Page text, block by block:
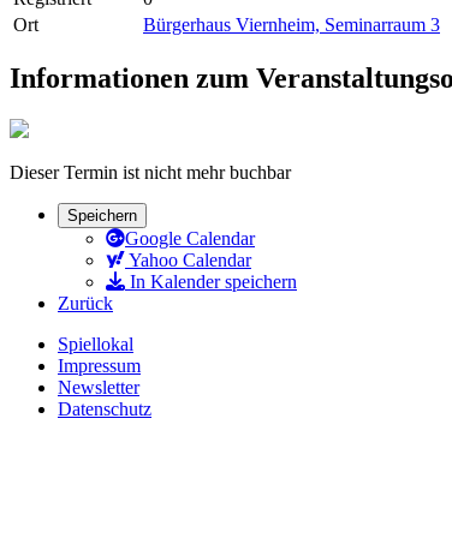
Ort
Bürgerhaus Viernheim, Seminarraum 3
Informationen zum
Dieser Termin ist nicht mehr buchbar
Speichern
Google Calendar
Yahoo Calendar
In Kalender speichern
Zurück
Spiellokal
Impressum
Newsletter
Datenschutz